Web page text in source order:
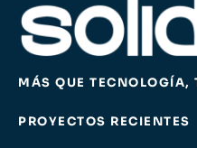
MÁS QUE TECNOLOGÍA,
PROYECTOS RECIENTES